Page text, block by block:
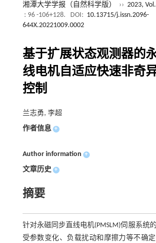
湘潭大学学报（自然科学版） ›› 2023,
: 96 -106+128.
DOI: 10.13715/j.issn.2096-
644X.20221009.0002
基于扩展状态观测器的
线电机自适应快速非奇
控制
兰志勇, 李超
作者信息 +
Author information +
文章历史 +
摘要
针对永磁同步直线电机(PMSLM)伺服系统
受参数变化、负载扰动和摩擦力等不确